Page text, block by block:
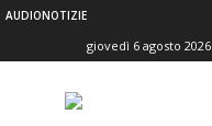
AUDIONOTIZIE
giovedì 6 agosto 2026